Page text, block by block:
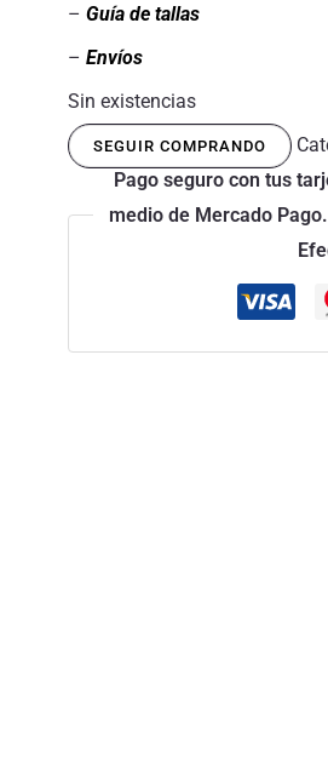
–Guía de tallas
–Envíos
Sin existencias
SEGUIR COMPRANDO
Pago seguro con tus
medio de Mercado